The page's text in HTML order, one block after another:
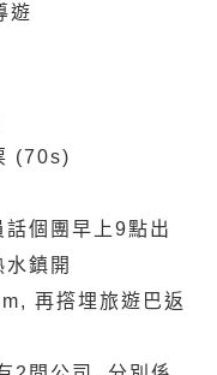
遊
(70s)
個團早上9點出
鎮開
再撘埋旅遊巴返